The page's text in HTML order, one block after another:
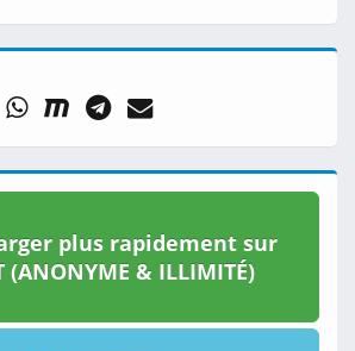
plus rapidement sur
(ANONYME & ILLIMITÉ)